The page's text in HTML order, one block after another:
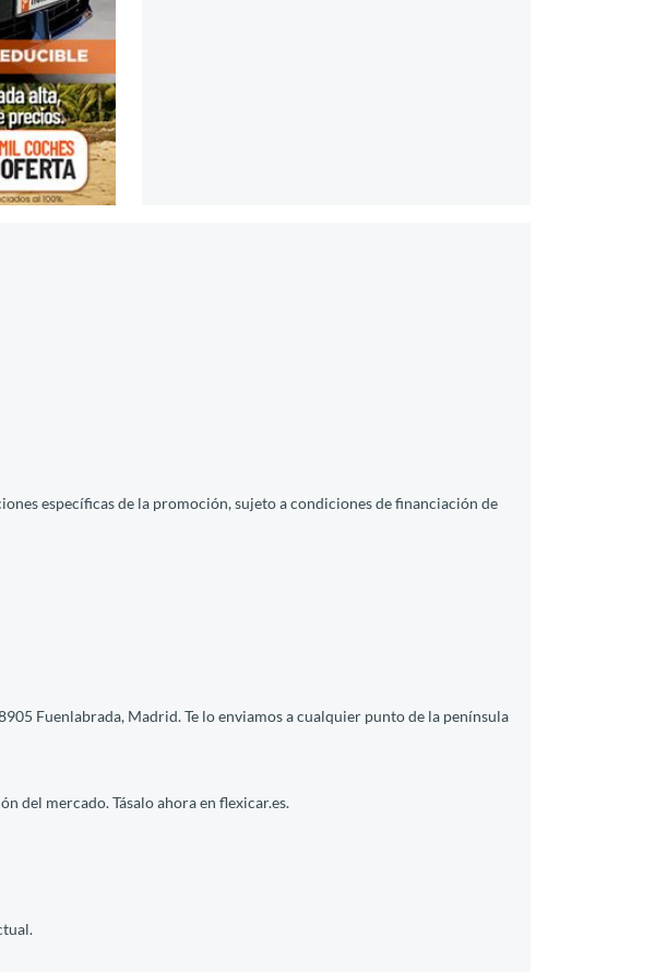
específicas de la promoción, sujeto a condiciones de financiación de
Fuenlabrada, Madrid. Te lo enviamos a cualquier punto de la península
del mercado. Tásalo ahora en flexicar.es.